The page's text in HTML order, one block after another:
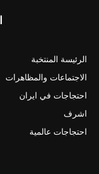
الرئيسة المنتخبة
الاجتماعات والمظاهرات
احتجاجات في ايران
اشرف
احتجاجات عالمية